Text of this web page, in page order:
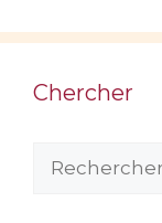
Chercher
Rechercher :